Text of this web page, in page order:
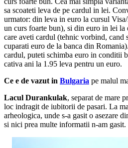
sa scoateti leva de pe cardul in lei.
urmator: din leva in euro la cursul
un curs foarte bun), si din euro in lei la
care aveti cardul (tehnic vorbind, cand
cuparati euro de la banca din
cardul, puteti schimba euro in conditii
cativa ani la 1.95 leva pentru un euro.
Ce e de vazut in Bulgaria pe malul
Lacul Durankulak, separat de mare
loc indragit de iubitorii de pasari. La
arheologica, unde s-a gasit o asezare
si nici prea multe informatii n-am gasit.